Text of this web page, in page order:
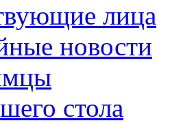
лица
новости
стола